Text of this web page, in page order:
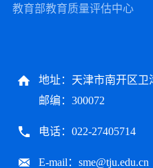
教育部教育质量评估中心
地址：天津市南开区卫
邮编：300072
电话：022-27405714
E-mail：sme@tju.edu.cn